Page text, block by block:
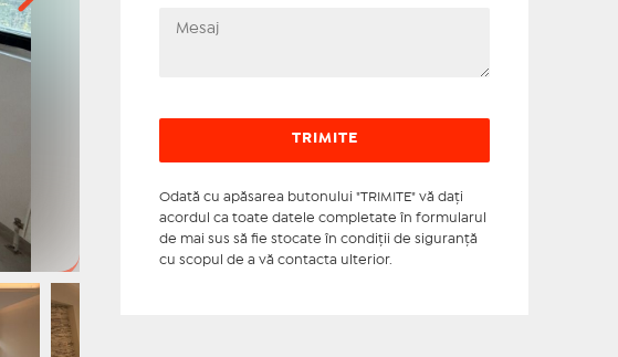
Odată cu apăsarea butonului "TRIMITE" vă daţi
acordul ca toate datele completate în formularul
de mai sus să fie stocate în condiţii de siguranţă
cu scopul de a vă contacta ulterior.